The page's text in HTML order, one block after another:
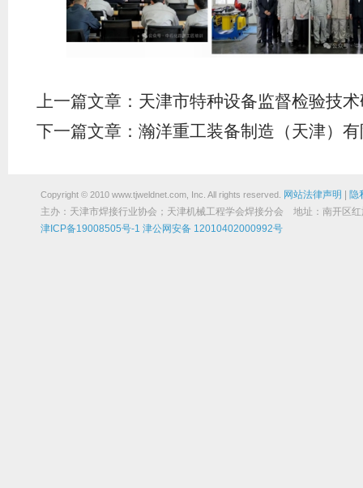
上一篇文章： 天津市特种设备监督检验技
下一篇文章： 瀚洋重工装备制造（天津）
Copyright © 2010 www.tjweldnet.com, Inc. All rights reserved. 网站法律声明
隐
主办：天津市焊接行业协会；天津机械工程学会焊接分会 地址：南开
津ICP备19008505号-1 津公网安备 12010402000992号